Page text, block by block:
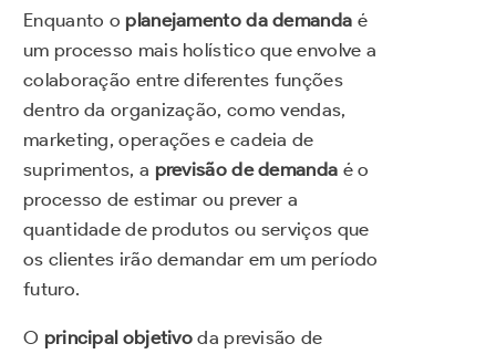
Enquanto o planejamento da demanda é
um processo mais holístico que envolve a
colaboração entre diferentes funções
dentro da organização, como vendas,
marketing, operações e cadeia de
suprimentos, a previsão de demanda é o
processo de estimar ou prever a
quantidade de produtos ou serviços que
os clientes irão demandar em um período
futuro.
O principal objetivo da previsão de